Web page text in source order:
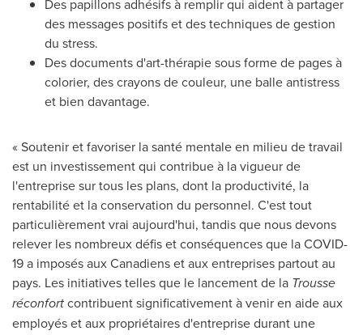
Des papillons adhésifs à remplir qui aident à partager
des messages positifs et des techniques de gestion
du stress.
Des documents d'art-thérapie sous forme de pages à
colorier, des crayons de couleur, une balle antistress
et bien davantage.
« Soutenir et favoriser la santé mentale en milieu de travail
est un investissement qui contribue à la vigueur de
l'entreprise sur tous les plans, dont la productivité, la
rentabilité et la conservation du personnel. C'est tout
particulièrement vrai aujourd'hui, tandis que nous devons
relever les nombreux défis et conséquences que la COVID-
19 a imposés aux Canadiens et aux entreprises partout au
pays. Les initiatives telles que le lancement de la Trousse
réconfortcontribuent significativement à venir en aide aux
employés et aux propriétaires d'entreprise durant une